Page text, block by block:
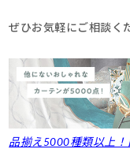
ぜひお気軽にご相談く
品揃え5000種類以上